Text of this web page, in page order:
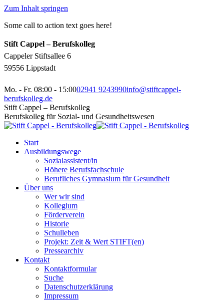
Zum Inhalt springen
Some call to action text goes here!
Stift Cappel – Berufskolleg
Cappeler Stiftsallee 6
59556 Lippstadt
Mo. - Fr. 08:00 - 15:0002941 9243990info@stiftcappel-
berufskolleg.de
Stift Cappel – Berufskolleg
Berufskolleg für Sozial- und Gesundheitswesen
Start
Ausbildungswege
Sozialassistent/in
Höhere Berufsfachschule
Berufliches Gymnasium für Gesundheit
Über uns
Wer wir sind
Kollegium
Förderverein
Historie
Schulleben
Projekt: Zeit & Wert STIFT(en)
Pressearchiv
Kontakt
Kontaktformular
Suche
Datenschutzerklärung
Impressum